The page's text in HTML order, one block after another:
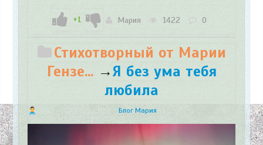
+1 Мария 1422 0
Стихотворный от Марии
Гензе...→​Я без ума тебя
любила
Блог Мария